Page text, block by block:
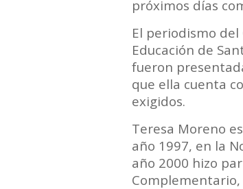
próximos días
El periodismo
Educación de
fueron
que ella cuenta
exigidos.
Teresa Moreno
año 1997, en la
año 2000 hizo